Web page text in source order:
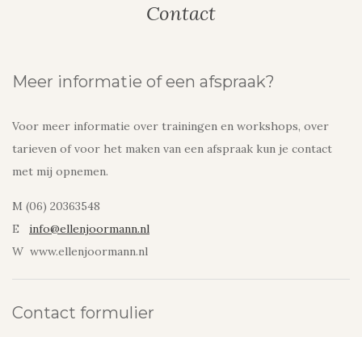
Contact
Meer informatie of een afspraak?
Voor meer informatie over trainingen en workshops, over
tarieven of voor het maken van een afspraak kun je contact
met mij opnemen.
M (06) 20363548
E info@ellenjoormann.nl
W www.ellenjoormann.nl
Contact formulier